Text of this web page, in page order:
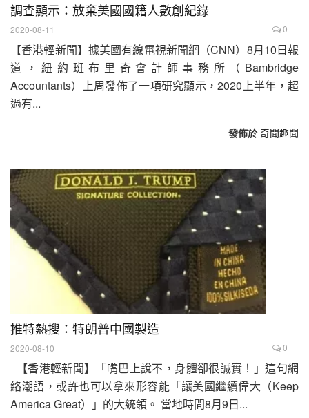
調查顯示：放棄美國國籍人數創紀錄
2020-08-11 0
【香港輕新聞】據美國有線電視新聞網（CNN）8月10日報
道，紐約班布里奇會計師事務所（Bambridge
Accountants）上周發佈了一項研究顯示，2020上半年，超
過有...
發佈於 奇聞趣聞
推特熱搜：特朗普中國製造
2020-08-10 0
【香港輕新聞】「嘴巴上說不，身體卻很誠實！」這句網
絡潮語，或許也可以拿來形容能「讓美國繼續偉大（Keep
America Great）」的大統領。 當地時間8月9日...